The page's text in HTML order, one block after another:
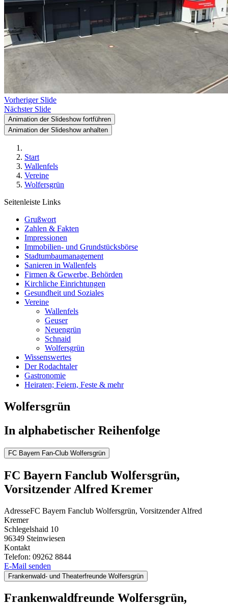
Vorheriger Slide
Nächster Slide
Animation der Slideshow fortführen
Animation der Slideshow anhalten
Start
Wallenfels
Vereine
Wolfersgrün
Seitenleiste Links
Grußwort
Zahlen & Fakten
Impressionen
Immobilien- und Grundstücksbörse
Stadtumbaumanagement
Sanieren in Wallenfels
Firmen & Gewerbe, Behörden
Kirchliche Einrichtungen
Gesundheit und Soziales
Vereine
Wallenfels
Geuser
Neuengrün
Schnaid
Wolfersgrün
Wissenswertes
Der Rodachtaler
Gastronomie
Heiraten; Feiern, Feste & mehr
Wolfersgrün
In alphabetischer Reihenfolge
FC Bayern Fan-Club Wolfersgrün
FC Bayern Fanclub Wolfersgrün,
Vorsitzender Alfred Kremer
AdresseFC Bayern Fanclub Wolfersgrün, Vorsitzender Alfred
Kremer
Schlegelshaid 10
96349 Steinwiesen
Kontakt
Telefon: 09262 8844
E-Mail senden
Frankenwald- und Theaterfreunde Wolfersgrün
Frankenwaldfreunde Wolfersgrün,